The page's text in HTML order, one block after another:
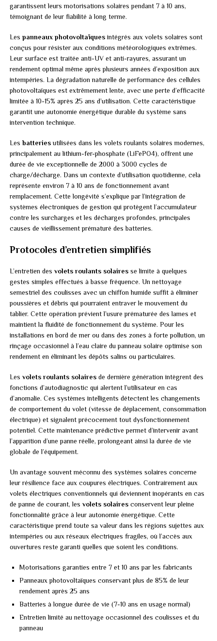
garantissent leurs motorisations solaires pendant 7 à 10 ans,
témoignant de leur fiabilité à long terme.
Les panneaux photovoltaïques intégrés aux volets solaires sont
conçus pour résister aux conditions météorologiques extrêmes.
Leur surface est traitée anti-UV et anti-rayures, assurant un
rendement optimal même après plusieurs années d’exposition aux
intempéries. La dégradation naturelle de performance des cellules
photovoltaïques est extrêmement lente, avec une perte d’efficacité
limitée à 10-15% après 25 ans d’utilisation. Cette caractéristique
garantit une autonomie énergétique durable du système sans
intervention technique.
Lesbatteriesutilisées dans les volets roulants solaires modernes,
principalement au lithium-fer-phosphate (LiFePO4), offrent une
durée de vie exceptionnelle de 2000 à 3000 cycles de
charge/décharge. Dans un contexte d’utilisation quotidienne, cela
représente environ 7 à 10 ans de fonctionnement avant
remplacement. Cette longévité s’explique par l’intégration de
systèmes électroniques de gestion qui protègent l’accumulateur
contre les surcharges et les décharges profondes, principales
causes de vieillissement prématuré des batteries.
Protocoles d’entretien simplifiés
L’entretien des volets roulants solaires se limite à quelques
gestes simples effectués à basse fréquence. Un nettoyage
semestriel des coulisses avec un chiffon humide suffit à éliminer
poussières et débris qui pourraient entraver le mouvement du
tablier. Cette opération prévient l’usure prématurée des lames et
maintient la fluidité de fonctionnement du système. Pour les
installations en bord de mer ou dans des zones à forte pollution, un
rinçage occasionnel à l’eau claire du panneau solaire optimise son
rendement en éliminant les dépôts salins ou particulaires.
Les volets roulants solaires de dernière génération intègrent des
fonctions d’autodiagnostic qui alertent l’utilisateur en cas
d’anomalie. Ces systèmes intelligents détectent les changements
de comportement du volet (vitesse de déplacement, consommation
électrique) et signalent précocement tout dysfonctionnement
potentiel. Cette maintenance prédictive permet d’intervenir avant
l’apparition d’une panne réelle, prolongeant ainsi la durée de vie
globale de l’équipement.
Un avantage souvent méconnu des systèmes solaires concerne
leur résilience face aux coupures électriques. Contrairement aux
volets électriques conventionnels qui deviennent inopérants en cas
de panne de courant, les volets solaires conservent leur pleine
fonctionnalité grâce à leur autonomie énergétique. Cette
caractéristique prend toute sa valeur dans les régions sujettes aux
intempéries ou aux réseaux électriques fragiles, où l’accès aux
ouvertures reste garanti quelles que soient les conditions.
Motorisations garanties entre 7 et 10 ans par les fabricants
Panneaux photovoltaïques conservant plus de 85% de leur
rendement après 25 ans
Batteries à longue durée de vie (7-10 ans en usage normal)
Entretien limité au nettoyage occasionnel des coulisses et du
panneau